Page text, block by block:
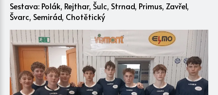
Sestava: Polák, Rejthar, Šulc, Strnad, Primus, Zavřel,
Švarc, Semirád, Chotětický